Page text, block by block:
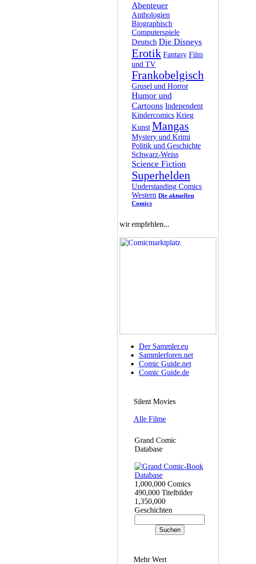
Abenteuer
Anthologien
Biographisch
Computerspiele
Deutsch Die Disneys
Erotik Fantasy Film
und TV
Frankobelgisch
Grusel und Horror
Humor und
Cartoons Independent
Kindercomics Krieg
Kunst Mangas
Mystery und Krimi
Politik und Geschichte
Schwarz-Weiss
Science Fiction
Superhelden
Understanding Comics
Western Die aktuellen
Comics
wir empfehlen...
Der Sammler.eu
Sammlerforen.net
Comic Guide.net
Comic Guide.de
Silent Movies
Alle Filme
Grand Comic
Database
1,000,000 Comics
490,000 Titelbilder
1,350,000
Geschichten
Mehr Wert